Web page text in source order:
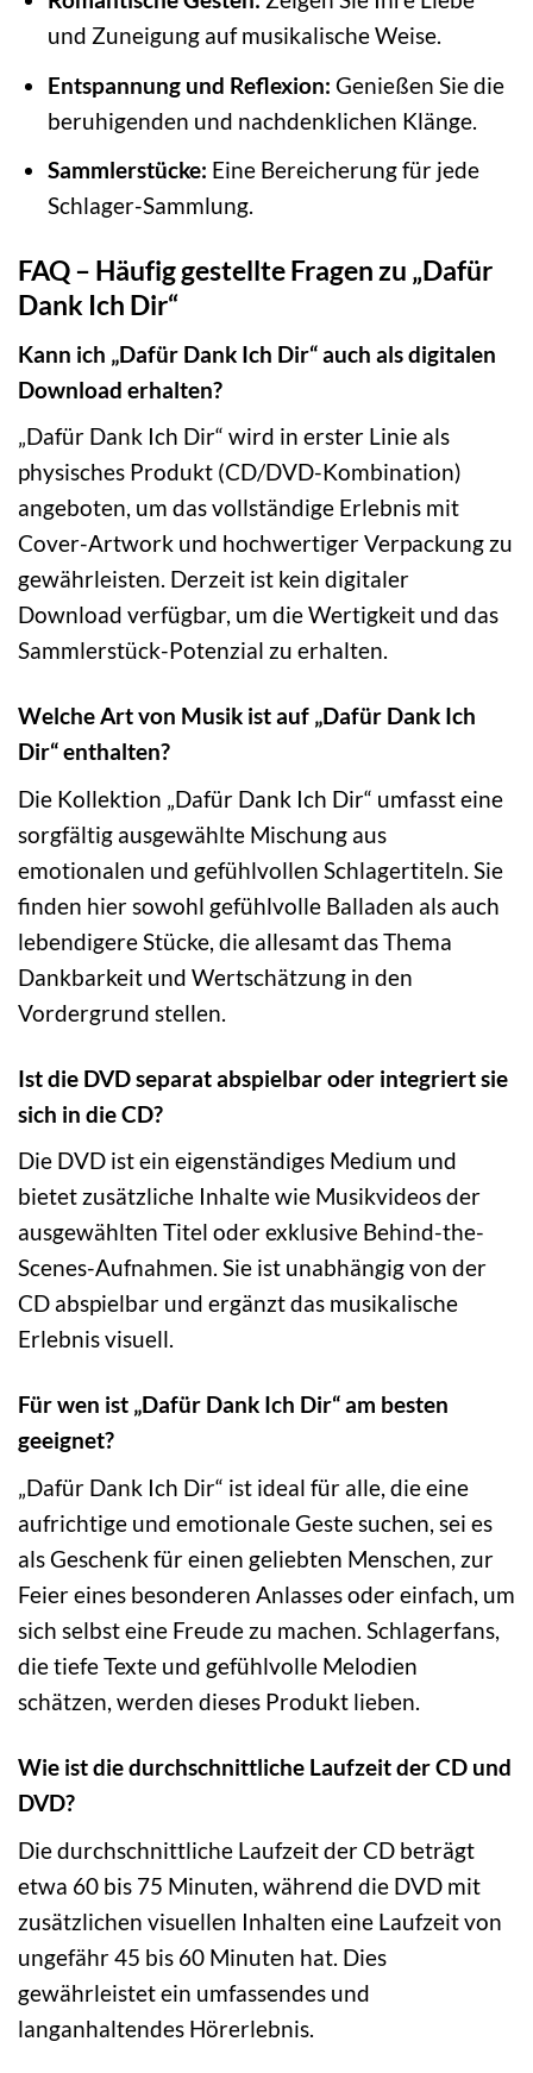
und Zuneigung auf musikalische Weise.
Entspannung und Reflexion: Genießen Sie die
beruhigenden und nachdenklichen Klänge.
Sammlerstücke: Eine Bereicherung für jede
Schlager-Sammlung.
FAQ – Häufig gestellte Fragen zu „Dafür
Dank Ich Dir“
Kann ich „Dafür Dank Ich Dir“ auch als digitalen
Download erhalten?
„Dafür Dank Ich Dir“ wird in erster Linie als
physisches Produkt (CD/DVD-Kombination)
angeboten, um das vollständige Erlebnis mit
Cover-Artwork und hochwertiger Verpackung zu
gewährleisten. Derzeit ist kein digitaler
Download verfügbar, um die Wertigkeit und das
Sammlerstück-Potenzial zu erhalten.
Welche Art von Musik ist auf „Dafür Dank Ich
Dir“ enthalten?
Die Kollektion „Dafür Dank Ich Dir“ umfasst eine
sorgfältig ausgewählte Mischung aus
emotionalen und gefühlvollen Schlagertiteln. Sie
finden hier sowohl gefühlvolle Balladen als auch
lebendigere Stücke, die allesamt das Thema
Dankbarkeit und Wertschätzung in den
Vordergrund stellen.
Ist die DVD separat abspielbar oder integriert sie
sich in die CD?
Die DVD ist ein eigenständiges Medium und
bietet zusätzliche Inhalte wie Musikvideos der
ausgewählten Titel oder exklusive Behind-the-
Scenes-Aufnahmen. Sie ist unabhängig von der
CD abspielbar und ergänzt das musikalische
Erlebnis visuell.
Für wen ist „Dafür Dank Ich Dir“ am besten
geeignet?
„Dafür Dank Ich Dir“ ist ideal für alle, die eine
aufrichtige und emotionale Geste suchen, sei es
als Geschenk für einen geliebten Menschen, zur
Feier eines besonderen Anlasses oder einfach, um
sich selbst eine Freude zu machen. Schlagerfans,
die tiefe Texte und gefühlvolle Melodien
schätzen, werden dieses Produkt lieben.
Wie ist die durchschnittliche Laufzeit der CD und
DVD?
Die durchschnittliche Laufzeit der CD beträgt
etwa 60 bis 75 Minuten, während die DVD mit
zusätzlichen visuellen Inhalten eine Laufzeit von
ungefähr 45 bis 60 Minuten hat. Dies
gewährleistet ein umfassendes und
langanhaltendes Hörerlebnis.